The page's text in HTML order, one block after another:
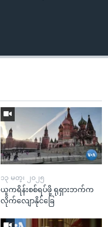
၁၃ မတ္၊ ၂၀၂၅
ယူကရိန်းစစ်ရပ်ဖို့ ရုရှားဘက်က
လိုက်လျောနိုင်ခြေ